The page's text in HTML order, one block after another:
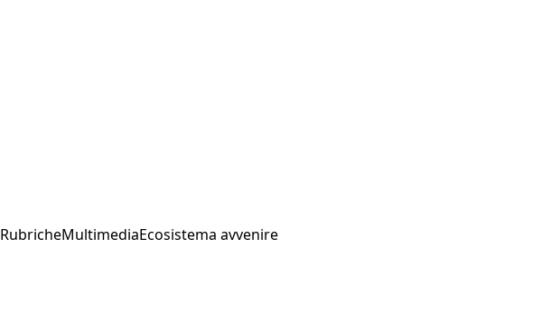
RubricheMultimediaEcosistema avvenire